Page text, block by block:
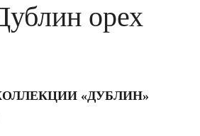
орех
«ДУБЛИН»